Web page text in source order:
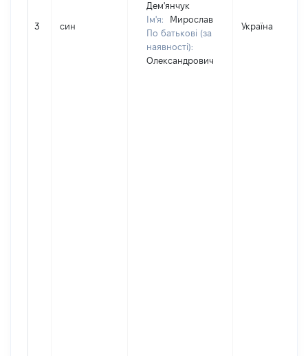
3 син
Дем'янчук
Ім'я:
Мирослав
По батькові (за
наявності):
Олександрович
Україна